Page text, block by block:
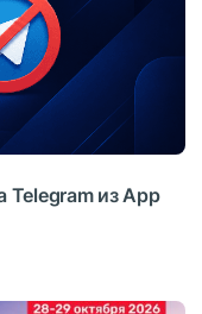
Telegram из App